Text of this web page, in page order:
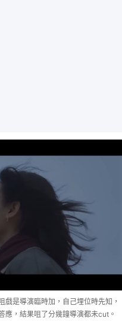
是導演臨時加，自己埋位時先知，
應，結果咀了分幾鐘導演都未cut。